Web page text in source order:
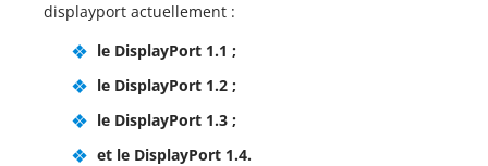
displayport actuellement :
le DisplayPort 1.1 ;
le DisplayPort 1.2 ;
le DisplayPort 1.3 ;
et le DisplayPort 1.4.